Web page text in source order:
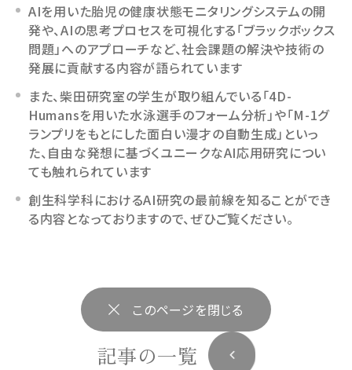
AIを用いた胎児の健康状態モニタリングシステムの開
発や、AIの思考プロセスを可視化する「ブラックボックス
問題」へのアプローチなど、社会課題の解決や技術の
発展に貢献する内容が語られています
また、柴田研究室の学生が取り組んでいる「4D-
Humansを用いた水泳選手のフォーム分析」や「M-1グ
ランプリをもとにした面白い漫才の自動生成」といっ
た、自由な発想に基づくユニークなAI応用研究につい
ても触れられています
創生科学科におけるAI研究の最前線を知ることができ
る内容となっておりますので、ぜひご覧ください。
このページを閉じる
記事の一覧